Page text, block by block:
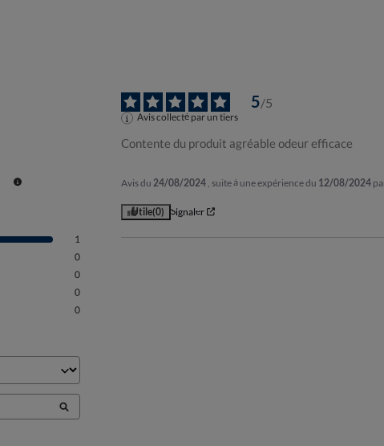
1
0
0
0
0
5/5
Avis collecté par un tiers
Contente du produit agréable odeur efficace
Avis du 24/08/2024 , suite à une expérience du 12/08/2024
Utile(0) Signaler